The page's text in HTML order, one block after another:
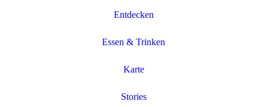
Entdecken
Essen & Trinken
Karte
Stories